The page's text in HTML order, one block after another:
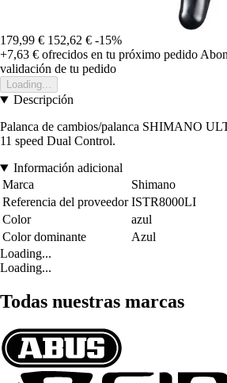
179,99 € 152,62 € -15%
+7,63 € ofrecidos en tu próximo pedido
validación de tu pedido
Loading...
Descripción
Palanca de cambios/palanca SHIMANO
11 speed Dual Control.
Información adicional
Marca
Shimano
Referencia del proveedor ISTR8000LI
Color
azul
Color dominante
Azul
Loading...
Loading...
Todas nuestras marcas